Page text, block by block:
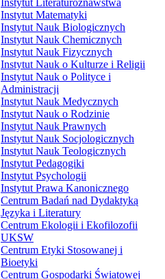
Instytut Literaturoznawstwa
Instytut Matematyki
Instytut Nauk Biologicznych
Instytut Nauk Chemicznych
Instytut Nauk Fizycznych
Instytut Nauk o Kulturze i Religii
Instytut Nauk o Polityce i
Administracji
Instytut Nauk Medycznych
Instytut Nauk o Rodzinie
Instytut Nauk Prawnych
Instytut Nauk Socjologicznych
Instytut Nauk Teologicznych
Instytut Pedagogiki
Instytut Psychologii
Instytut Prawa Kanonicznego
Centrum Badań nad Dydaktyką
Języka i Literatury
Centrum Ekologii i Ekofilozofii
UKSW
Centrum Etyki Stosowanej i
Bioetyki
Centrum Gospodarki Światowej